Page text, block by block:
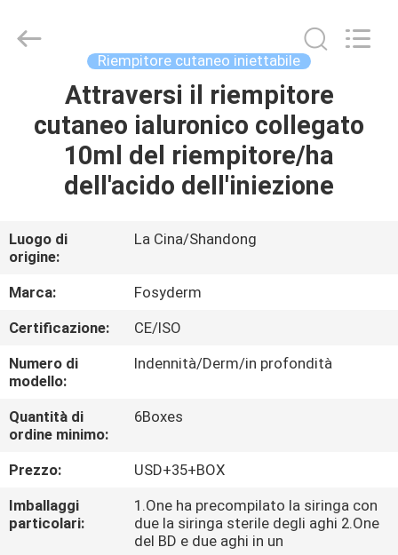
CASA.
PRODOTTI
DI
NOI
VISITA
ALLA
FABBRICA
CONTROLLO
DELLA
QUALITÀ
International
Trading
Riempitore cutaneo iniettabile
Attraversi il riempitore
cutaneo ialuronico collegato
10ml del riempitore/ha
dell'acido dell'iniezione
Luogo di
origine:
La Cina/Shandong
Marca:
Fosyderm
Certificazione:
CE/ISO
Numero di
modello:
Indennità/Derm/in profondità
Quantità di
ordine minimo:
6Boxes
Prezzo:
USD+35+BOX
Imballaggi
particolari:
1.One ha precompilato la siringa con
due la siringa sterile degli aghi 2.One
del BD e due aghi in un